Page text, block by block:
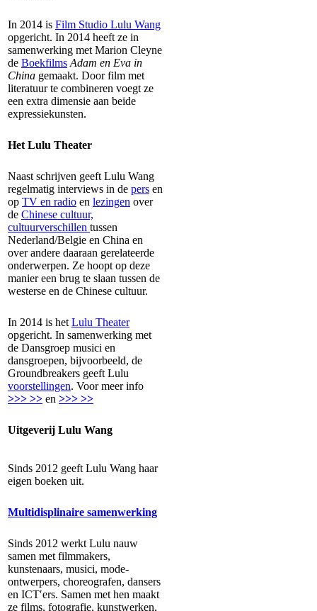
In 2014 is Film Studio Lulu Wang
opgericht. In 2014 heeft ze in
samenwerking met Marion Cleyne
de Boekfilms Adam en Eva in
China gemaakt. Door film met
literatuur te combineren voegt ze
een extra dimensie aan beide
expressiekunsten.
Het Lulu Theater
Naast schrijven geeft Lulu Wang
regelmatig interviews in de pers en
op TV en radio en lezingen over
de Chinese cultuur,
cultuurverschillen tussen
Nederland/Belgie en China en
over andere daaraan gerelateerde
onderwerpen. Ze hoopt op deze
manier een brug te slaan tussen de
westerse en de Chinese cultuur.
In 2014 is het Lulu Theater
opgericht. In samenwerking met
de Dansgroep musici en
dansgroepen, bijvoorbeeld, de
Groundbreakers geeft Lulu
voorstellingen. Voor meer info
>>> >> en >>> >>
Uitgeverij Lulu Wang
Sinds 2012 geeft Lulu Wang haar
eigen boeken uit.
Multidisplinaire samenwerking
Sinds 2012 werkt Lulu nauw
samen met filmmakers,
kunstenaars, musici, mode-
ontwerpers, choreografen, dansers
en ICT′ers. Samen met hen maakt
ze films, fotografie, kunstwerken,